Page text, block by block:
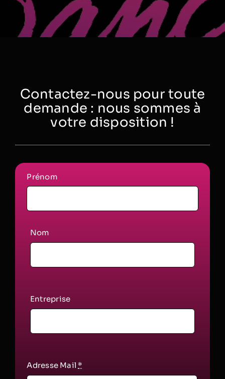
Contactez-nous pour toute
demande : nous sommes à
votre disposition !
Prénom
Nom
Entreprise
Adresse Mail *